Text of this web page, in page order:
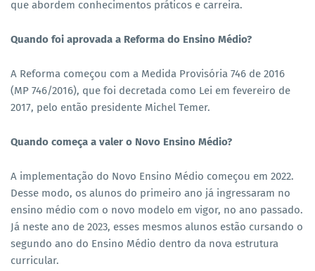
que abordem conhecimentos práticos e carreira.
Quando foi aprovada a Reforma do Ensino Médio?
A Reforma começou com a Medida Provisória 746 de 2016
(MP 746/2016), que foi decretada como Lei em fevereiro de
2017, pelo então presidente Michel Temer.
Quando começa a valer o Novo Ensino Médio?
A implementação do Novo Ensino Médio começou em 2022.
Desse modo, os alunos do primeiro ano já ingressaram no
ensino médio com o novo modelo em vigor, no ano passado.
Já neste ano de 2023, esses mesmos alunos estão cursando o
segundo ano do Ensino Médio dentro da nova estrutura
curricular.